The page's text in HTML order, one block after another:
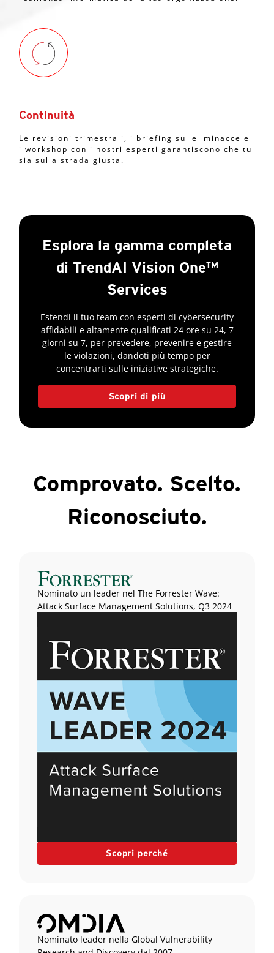
Continuità
Le revisioni trimestrali, i briefing sulle minacce e
i workshop con i nostri esperti garantiscono che tu
sia sulla strada giusta.
Esplora la gamma completa
di TrendAI Vision One™
Services
Estendi il tuo team con esperti di cybersecurity
affidabili e altamente qualificati 24 ore su 24, 7
giorni su 7, per prevedere, prevenire e gestire
le violazioni, dandoti più tempo per
concentrarti sulle iniziative strategiche.
Scopri di più
Comprovato. Scelto.
Riconosciuto.
Nominato un leader nel The Forrester Wave:
Attack Surface Management Solutions, Q3 2024
Scopri perché
Nominato leader nella Global Vulnerability